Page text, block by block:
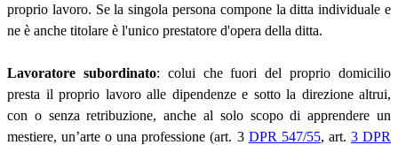
proprio lavoro. Se la singola persona compone la ditta individuale e
ne è anche titolare è l'unico prestatore d'opera della ditta.
Lavoratore subordinato: colui che fuori del proprio domicilio
presta il proprio lavoro alle dipendenze e sotto la direzione altrui,
con o senza retribuzione, anche al solo scopo di apprendere un
mestiere, un’arte o una professione (art. 3 DPR 547/55, art. 3 DPR